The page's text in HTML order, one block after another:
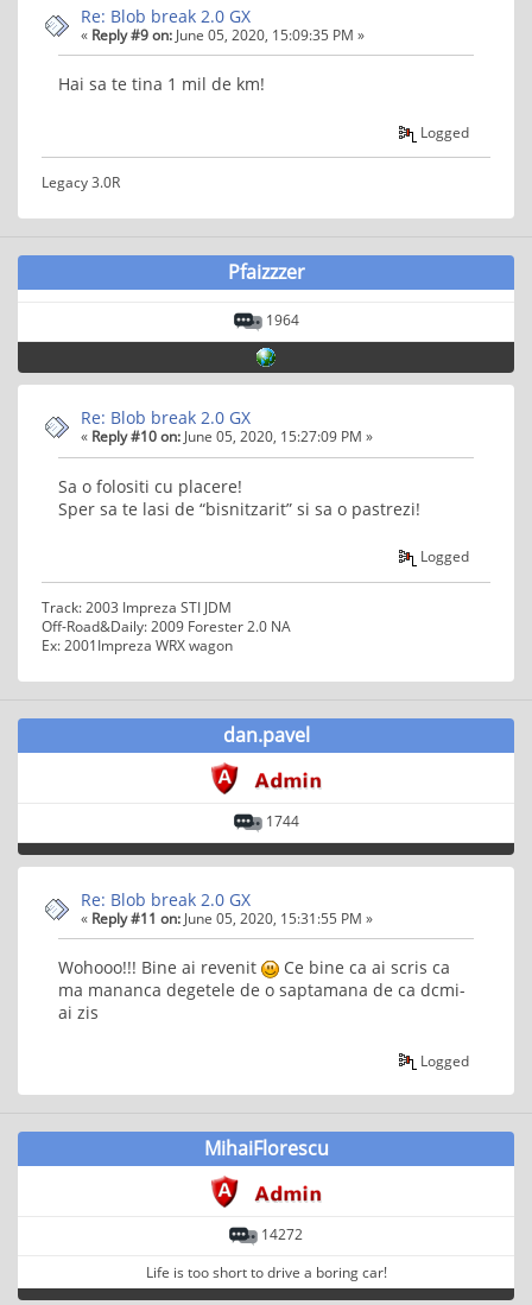
Re: Blob break 2.0 GX
« Reply #9 on: June 05, 2020, 15:09:35 PM »
Hai sa te tina 1 mil de km!
Logged
Legacy 3.0R
Pfaizzzer
1964
Re: Blob break 2.0 GX
« Reply #10 on: June 05, 2020, 15:27:09 PM »
Sa o folositi cu placere!
Sper sa te lasi de “bisnitzarit” si sa o pastrezi!
Logged
Track: 2003 Impreza STI JDM
Off-Road&Daily: 2009 Forester 2.0 NA
Ex: 2001Impreza WRX wagon
dan.pavel
1744
Re: Blob break 2.0 GX
« Reply #11 on: June 05, 2020, 15:31:55 PM »
Wohooo!!! Bine ai revenit
Ce bine ca ai scris ca
ma mananca degetele de o saptamana de ca dcmi-
ai zis
Logged
MihaiFlorescu
14272
Life is too short to drive a boring car!